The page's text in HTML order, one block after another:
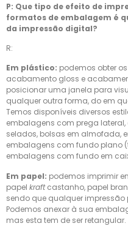
P: Que tipo de efeito de
formatos de embalagem é
da impressão digital?
R:
Em plástico: podemos obter
acabamento gloss e
posicionar uma janela para
qualquer outra forma, do em
Temos disponíveis diversos
embalagens com prega
selados, bolsas em almofada,
embalagens com fundo plano
embalagens com fundo em
Em papel: podemos imprimir
papel kraftcastanho, papel
sendo que qualquer
Podemos anexar à sua
mas esta tem de ser retangular.